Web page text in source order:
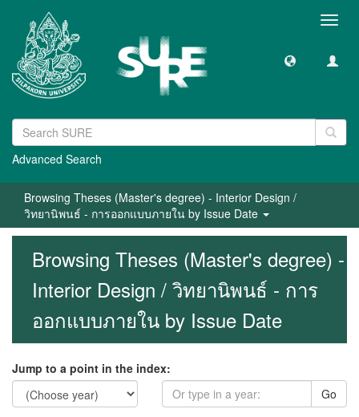
Advanced Search
Browsing Theses (Master's degree) - Interior Design /
วิทยานิพนธ์ - การออกแบบภายใน by Issue Date
Browsing Theses (Master's degree) -
Interior Design / วิทยานิพนธ์ - การ
ออกแบบภายใน by Issue Date
Jump to a point in the index:
Go